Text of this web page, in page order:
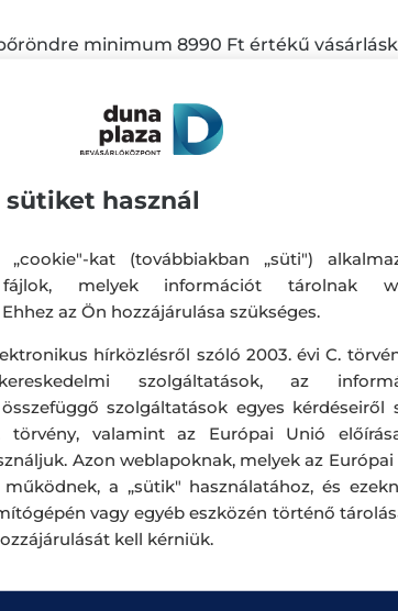
minimum 8990 Ft értékű
sütiket használ
„cookie"-kat (továbbiakban „süti")
melyek információt tárolnak
az Ön hozzájárulása szükséges.
hírközlésről szóló 2003. évi C.
szolgáltatások, az
szolgáltatások egyes kérdéseiről
törvény, valamint az Európai Unió
Azon weblapoknak, melyek az
a „sütik" használatához, és
vagy egyéb eszközén történő
kell kérniük.